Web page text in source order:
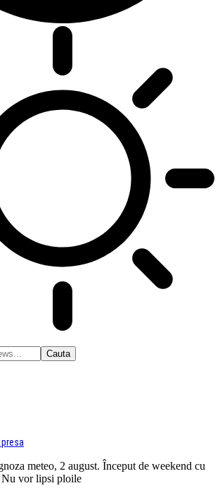
meteo, 2 august. Început de weekend cu
Nu vor lipsi ploile